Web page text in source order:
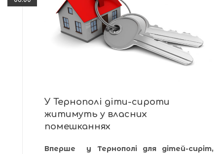
У Тернополі діти-сироти
житимуть у власних
помешканнях
Вперше у Тернополі для дітей-сиріт,